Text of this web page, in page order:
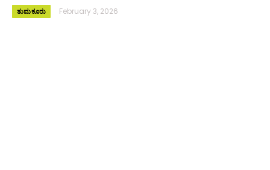
ತುಮಕೂರು February 3, 2026